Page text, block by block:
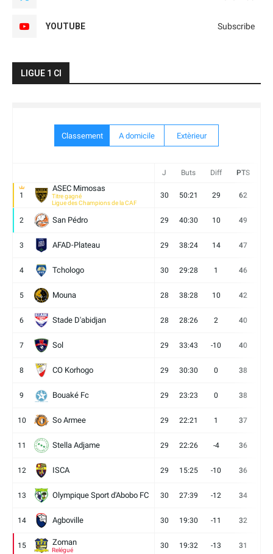
YOUTUBE Subscribe
LIGUE 1 CI
Classement A domicile Extèrieur
J Buts Diff PTS
1
ASEC Mimosas
Titre gagné
Ligue des Champions de la CAF
30 50:21 29 62
2 San Pédro 29 40:30 10 49
3 AFAD-Plateau 29 38:24 14 47
4 Tchologo 30 29:28 1 46
5 Mouna 28 38:28 10 42
6 Stade D'abidjan 28 28:26 2 40
7 Sol 29 33:43 -10 40
8 CO Korhogo 29 30:30 0 38
9 Bouaké Fc 29 23:23 0 38
10 So Armee 29 22:21 1 37
11 Stella Adjame 29 22:26 -4 36
12 ISCA 29 15:25 -10 36
13 Olympique Sport d'Abobo FC 30 27:39 -12 34
14 Agboville 30 19:30 -11 32
15 Zoman
Relégué
30 19:32 -13 31